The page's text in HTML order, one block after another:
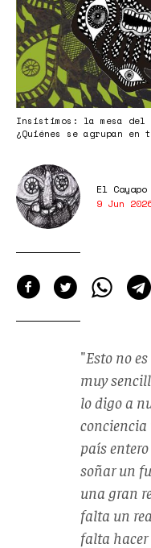
Insistimos: la mesa del
¿Quiénes se agrupan
El Cayapo
9 Jun
"Esto no
muy
lo digo a
conciencia
país
soñar un
una gran
falta un
falta hacer